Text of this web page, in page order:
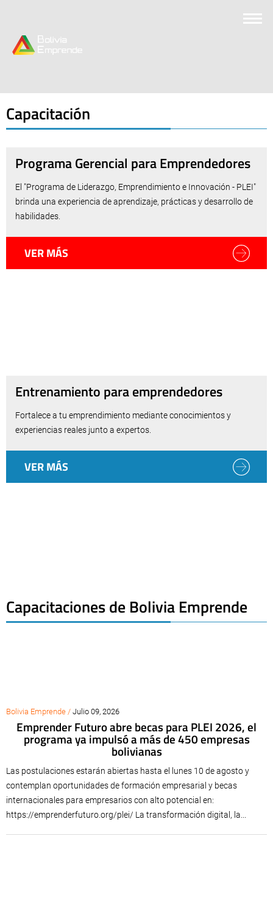
Capacitación
Programa Gerencial para Emprendedores
El "Programa de Liderazgo, Emprendimiento e Innovación - PLEI"
brinda una experiencia de aprendizaje, prácticas y desarrollo de
habilidades.
VER MÁS
Entrenamiento para emprendedores
Fortalece a tu emprendimiento mediante conocimientos y
experiencias reales junto a expertos.
VER MÁS
Capacitaciones de Bolivia Emprende
Bolivia Emprende / Julio 09, 2026
Emprender Futuro abre becas para PLEI 2026, el
programa ya impulsó a más de 450 empresas
bolivianas
Las postulaciones estarán abiertas hasta el lunes 10 de agosto y
contemplan oportunidades de formación empresarial y becas
internacionales para empresarios con alto potencial en:
https://emprenderfuturo.org/plei/ La transformación digital, la...